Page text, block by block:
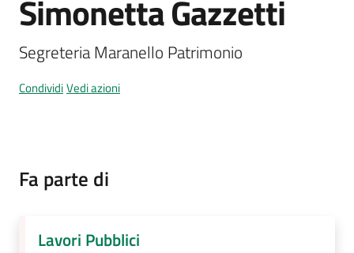
Novità
Servizi
Simonetta Gazzetti
Segreteria Maranello Patrimonio
CondividiVedi azioni
Fa parte di
Lavori Pubblici